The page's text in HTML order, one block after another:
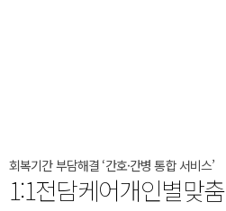
회복기간 부담해결 ‘간호·간병 통합 서비스’​
1:1전담케어개인별맞춤